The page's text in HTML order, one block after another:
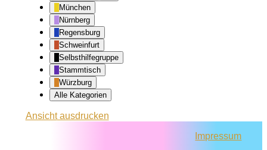
München
Nürnberg
Regensburg
Schweinfurt
Selbsthilfegruppe
Stammtisch
Würzburg
Alle Kategorien
Ansichtausdrucken
Impressum